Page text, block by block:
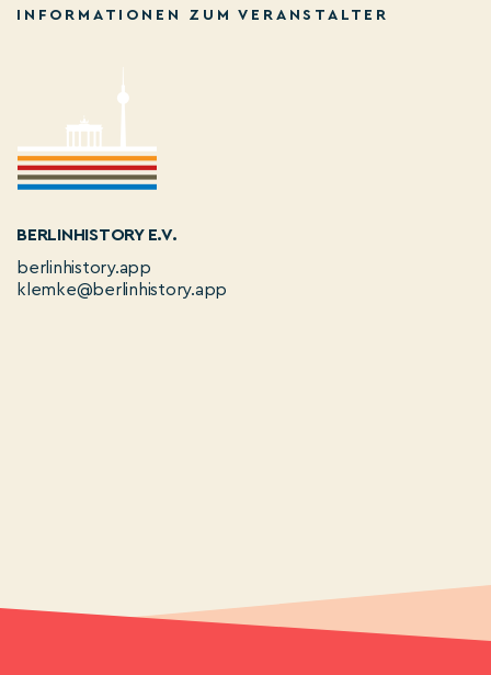
INFORMATIONEN ZUM VERANSTALTER
BERLINHISTORY E.V.
berlinhistory.app
klemke@berlinhistory.app